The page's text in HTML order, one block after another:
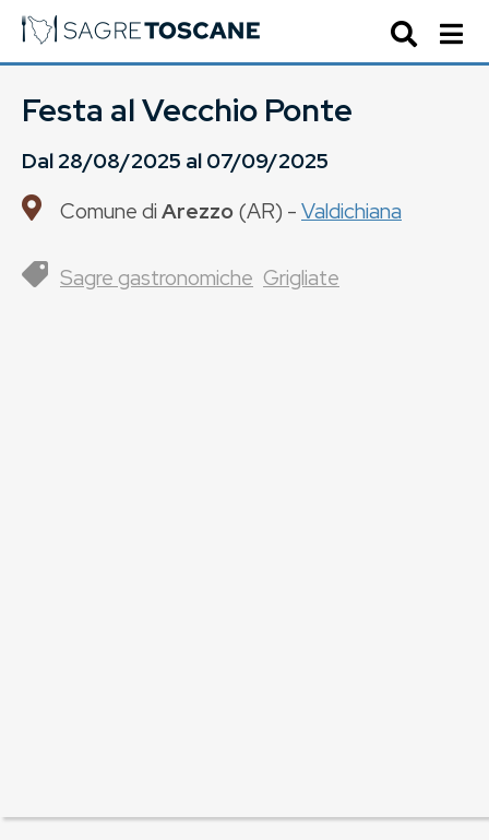
Festa al Vecchio Ponte
Dal28/08/2025 al07/09/2025
Comune diArezzo(AR) -Valdichiana
Sagre gastronomiche Grigliate